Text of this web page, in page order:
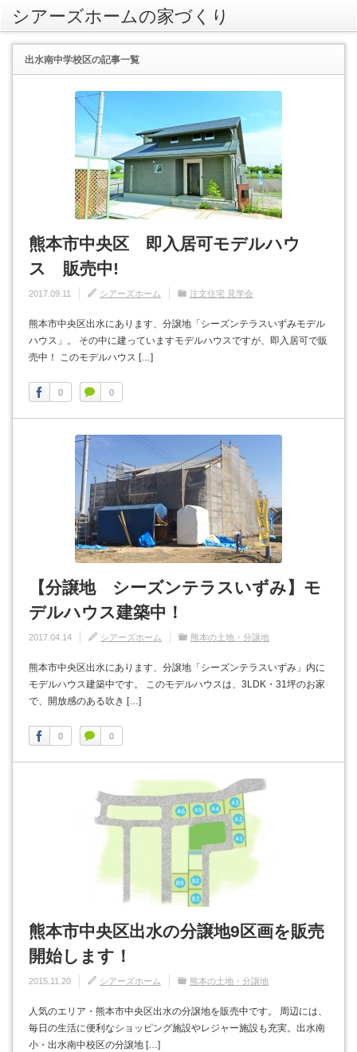
シアーズホームの家づくり
出水南中学校区の記事一覧
熊本市中央区 即入居可モデルハウ
ス 販売中!
2017.09.11 シアーズホーム 注文住宅 見学会
熊本市中央区出水にあります、分譲地「シーズンテラスいずみモデル
ハウス」。 その中に建っていますモデルハウスですが、即入居可で販
売中！ このモデルハウス […]
0 0
【分譲地 シーズンテラスいずみ】モ
デルハウス建築中！
2017.04.14 シアーズホーム 熊本の土地・分譲地
熊本市中央区出水にあります、分譲地「シーズンテラスいずみ」内に
モデルハウス建築中です。 このモデルハウスは、3LDK・31坪のお家
で、開放感のある吹き […]
0 0
熊本市中央区出水の分譲地9区画を販売
開始します！
2015.11.20 シアーズホーム 熊本の土地・分譲地
人気のエリア・熊本市中央区出水の分譲地を販売中です。 周辺には、
毎日の生活に便利なショッピング施設やレジャー施設も充実。出水南
小・出水南中校区の分譲地 […]